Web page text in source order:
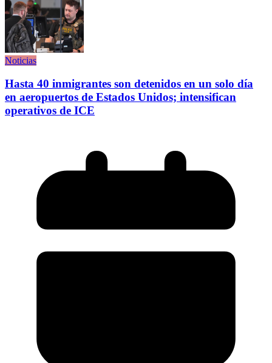
Noticias
Hasta 40 inmigrantes son detenidos en un solo día
en aeropuertos de Estados Unidos; intensifican
operativos de ICE